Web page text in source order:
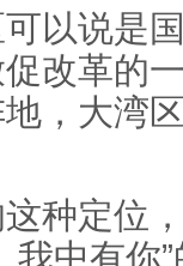
以说是
改革的
，大湾
种定位
我中有你